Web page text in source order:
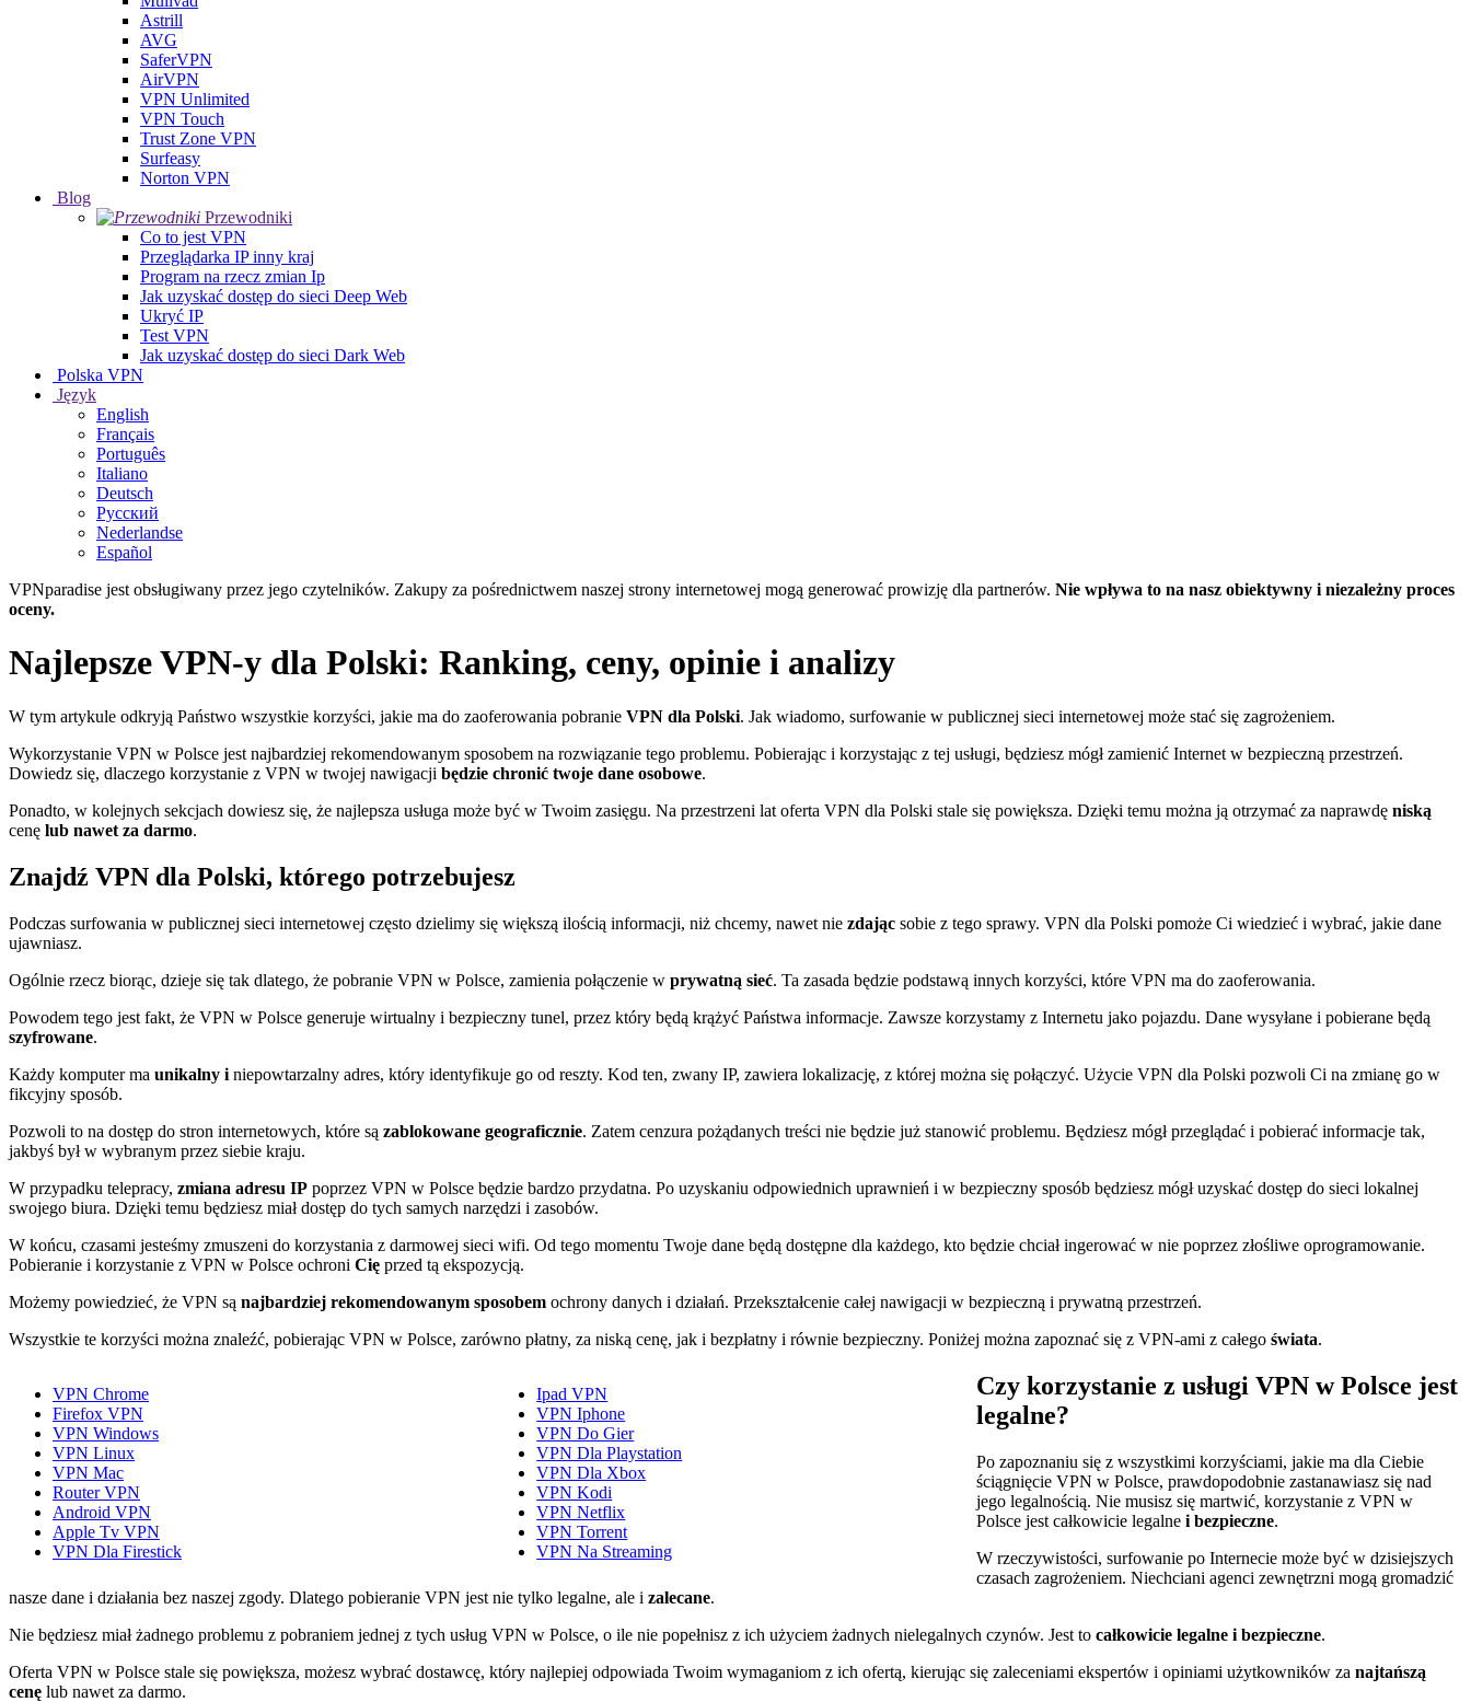
Astrill
AVG
SaferVPN
AirVPN
VPN Unlimited
VPN Touch
Trust Zone VPN
Surfeasy
Norton VPN
Blog
Przewodniki
Co to jest VPN
Przeglądarka IP inny kraj
Program na rzecz zmian Ip
Jak uzyskać dostęp do sieci Deep Web
Ukryć IP
Test VPN
Jak uzyskać dostęp do sieci Dark Web
Polska VPN
Język
English
Français
Português
Italiano
Deutsch
Русский
Nederlandse
Español
VPNparadise jest obsługiwany przez jego czytelników. Zakupy za pośrednictwem naszej strony internetowej mogą generować prowizję dla partnerów. Nie wpływa to na nasz obiektywny i niezależny proces
oceny.
Najlepsze VPN-y dla Polski: Ranking, ceny, opinie i analizy
W tym artykule odkryją Państwo wszystkie korzyści, jakie ma do zaoferowania pobranie VPN dla Polski. Jak wiadomo, surfowanie w publicznej sieci internetowej może stać się zagrożeniem.
Wykorzystanie VPN w Polsce jest najbardziej rekomendowanym sposobem na rozwiązanie tego problemu. Pobierając i korzystając z tej usługi, będziesz mógł zamienić Internet w bezpieczną przestrzeń.
Dowiedz się, dlaczego korzystanie z VPN w twojej nawigacji będzie chronić twoje dane osobowe.
Ponadto, w kolejnych sekcjach dowiesz się, że najlepsza usługa może być w Twoim zasięgu. Na przestrzeni lat oferta VPN dla Polski stale się powiększa. Dzięki temu można ją otrzymać za naprawdę niską
cenę lub nawet za darmo.
Znajdź VPN dla Polski, którego potrzebujesz
Podczas surfowania w publicznej sieci internetowej często dzielimy się większą ilością informacji, niż chcemy, nawet nie zdając sobie z tego sprawy. VPN dla Polski pomoże Ci wiedzieć i wybrać, jakie dane
ujawniasz.
Ogólnie rzecz biorąc, dzieje się tak dlatego, że pobranie VPN w Polsce, zamienia połączenie w prywatną sieć. Ta zasada będzie podstawą innych korzyści, które VPN ma do zaoferowania.
Powodem tego jest fakt, że VPN w Polsce generuje wirtualny i bezpieczny tunel, przez który będą krążyć Państwa informacje. Zawsze korzystamy z Internetu jako pojazdu. Dane wysyłane i pobierane będą
szyfrowane.
Każdy komputer ma unikalny i niepowtarzalny adres, który identyfikuje go od reszty. Kod ten, zwany IP, zawiera lokalizację, z której można się połączyć. Użycie VPN dla Polski pozwoli Ci na zmianę go w
fikcyjny sposób.
Pozwoli to na dostęp do stron internetowych, które są zablokowane geograficznie. Zatem cenzura pożądanych treści nie będzie już stanowić problemu. Będziesz mógł przeglądać i pobierać informacje tak,
jakbyś był w wybranym przez siebie kraju.
W przypadku telepracy, zmiana adresu IP poprzez VPN w Polsce będzie bardzo przydatna. Po uzyskaniu odpowiednich uprawnień i w bezpieczny sposób będziesz mógł uzyskać dostęp do sieci lokalnej
swojego biura. Dzięki temu będziesz miał dostęp do tych samych narzędzi i zasobów.
W końcu, czasami jesteśmy zmuszeni do korzystania z darmowej sieci wifi. Od tego momentu Twoje dane będą dostępne dla każdego, kto będzie chciał ingerować w nie poprzez złośliwe oprogramowanie.
Pobieranie i korzystanie z VPN w Polsce ochroni Cię przed tą ekspozycją.
Możemy powiedzieć, że VPN są najbardziej rekomendowanym sposobem ochrony danych i działań. Przekształcenie całej nawigacji w bezpieczną i prywatną przestrzeń.
Wszystkie te korzyści można znaleźć, pobierając VPN w Polsce, zarówno płatny, za niską cenę, jak i bezpłatny i równie bezpieczny. Poniżej można zapoznać się z VPN-ami z całego świata.
VPN Chrome
Firefox VPN
VPN Windows
VPN Linux
VPN Mac
Router VPN
Android VPN
Apple Tv VPN
VPN Dla Firestick
Ipad VPN
VPN Iphone
VPN Do Gier
VPN Dla Playstation
VPN Dla Xbox
VPN Kodi
VPN Netflix
VPN Torrent
VPN Na Streaming
Czy korzystanie z usługi VPN w Polsce jest
legalne?
Po zapoznaniu się z wszystkimi korzyściami, jakie ma dla Ciebie
ściągnięcie VPN w Polsce, prawdopodobnie zastanawiasz się nad
jego legalnością. Nie musisz się martwić, korzystanie z VPN w
Polsce jest całkowicie legalnei bezpieczne.
W rzeczywistości, surfowanie po Internecie może być w dzisiejszych
czasach zagrożeniem. Niechciani agenci zewnętrzni mogą gromadzić
nasze dane i działania bez naszej zgody. Dlatego pobieranie VPN jest nie tylko legalne, ale i zalecane.
Nie będziesz miał żadnego problemu z pobraniem jednej z tych usług VPN w Polsce, o ile nie popełnisz z ich użyciem żadnych nielegalnych czynów. Jest to całkowicie legalne i bezpieczne.
Oferta VPN w Polsce stale się powiększa, możesz wybrać dostawcę, który najlepiej odpowiada Twoim wymaganiom z ich ofertą, kierując się zaleceniami ekspertów i opiniami użytkowników za najtańszą
cenę lub nawet za darmo.